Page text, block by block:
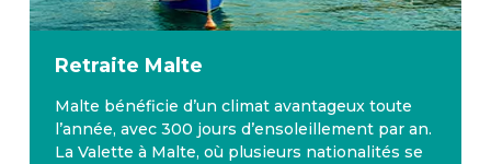
Retraite Malte
Malte bénéficie d’un climat avantageux toute
l’année, avec 300 jours d’ensoleillement par an.
La Valette à Malte, où plusieurs nationalités se